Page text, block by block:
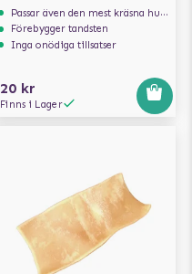
Passar även den mest kräsna hunden
Förebygger tandsten
Inga onödiga tillsatser
20 kr
Finns i Lager